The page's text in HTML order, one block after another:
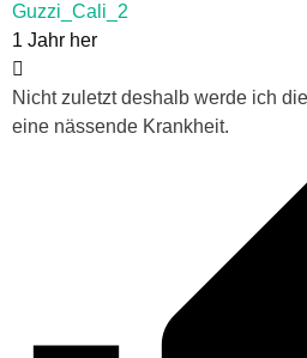
Guzzi_Cali_2
1 Jahr her
Nicht zuletzt deshalb werde ich
eine nässende Krankheit.